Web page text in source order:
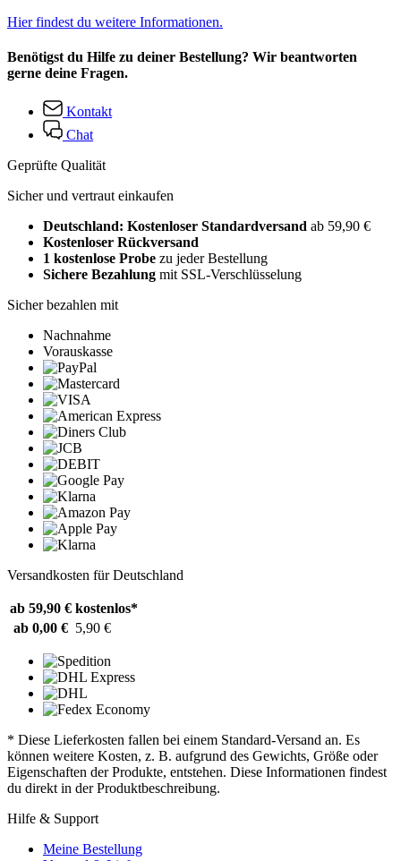
Hier findest du weitere Informationen.
Benötigst du Hilfe zu deiner Bestellung? Wir beantworten
gerne deine Fragen.
Kontakt
Chat
Geprüfte Qualität
Sicher und vertraut einkaufen
Deutschland: Kostenloser Standardversand ab 59,90 €
Kostenloser Rückversand
1 kostenlose Probe zu jeder Bestellung
Sichere Bezahlung mit SSL-Verschlüsselung
Sicher bezahlen mit
Nachnahme
Vorauskasse
Versandkosten für Deutschland
ab 59,90 € kostenlos*
ab 0,00 € 5,90 €
* Diese Lieferkosten fallen bei einem Standard-Versand an. Es
können weitere Kosten, z. B. aufgrund des Gewichts, Größe oder
Eigenschaften der Produkte, entstehen. Diese Informationen findest
du direkt in der Produktbeschreibung.
Hilfe & Support
Meine Bestellung